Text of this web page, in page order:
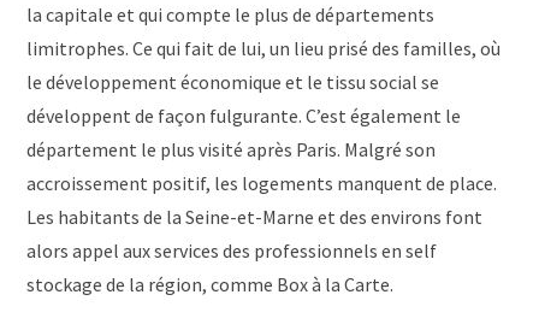
la capitale et qui compte le plus de départements
limitrophes. Ce qui fait de lui, un lieu prisé des familles, où
le développement économique et le tissu social se
développent de façon fulgurante. C’est également le
département le plus visité après Paris. Malgré son
accroissement positif, les logements manquent de place.
Les habitants de la Seine-et-Marne et des environs font
alors appel aux services des professionnels en self
stockage de la région, comme Box à la Carte.